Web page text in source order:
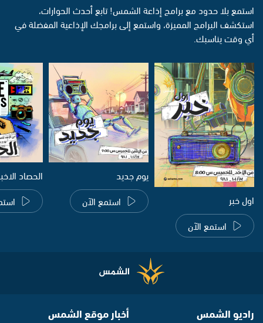
استمع بلا حدود مع برامج إذاعة الشمس! تابع أحدث الحوارات،
استكشف البرامج المميزة، واستمع إلى برامجك الإذاعية المفضلة في
أي وقت يناسبك.
اول خبر
استمع الآن
يوم جديد
استمع الآن
الحصاد
راديو الشمس أخبار موقع الشمس